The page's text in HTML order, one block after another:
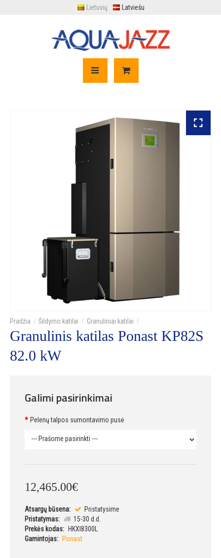
Lietuvių Latviešu
Šildymo katilai Granuliniai katilai
Granulinis katilas Ponast KP82S
82.0 kW
Galimi pasirinkimai
Pelenų talpos sumontavimo pusė
12,465.00€
Atsargų būsena:
Pristatysime
Pristatymas:
15-30 d.d.
Prekės kodas:
HKXI8300L
Gamintojas:
Ponast